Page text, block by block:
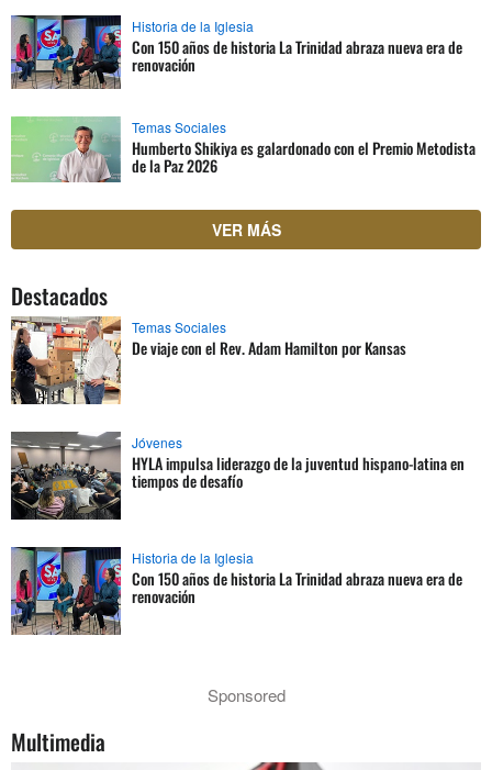
Historia de la Iglesia
Con 150 años de historia La Trinidad abraza nueva era de
renovación
Temas Sociales
Humberto Shikiya es galardonado con el Premio Metodista
de la Paz 2026
VER MÁS
Destacados
Temas Sociales
De viaje con el Rev. Adam Hamilton por Kansas
Jóvenes
HYLA impulsa liderazgo de la juventud hispano-latina en
tiempos de desafío
Historia de la Iglesia
Con 150 años de historia La Trinidad abraza nueva era de
renovación
Sponsored
Multimedia